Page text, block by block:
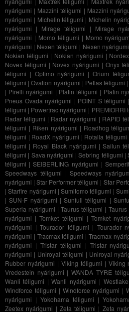
nyárigumi | Mazzini téligumi | Mazzini
nyárigumi | Michelin téligumi | Michelin
nyárigumi | Mirage téligumi | Mirage
nyárigumi | Momo téligumi | Momo
nyárigumi | Nexen téligumi | Nexen nyárigumi
Nokian téligumi | Nokian nyárigumi |
Novex téligumi | Novex nyárigumi | Onyx
téligumi | Optimo nyárigumi |Orium
téligumi |Ovation nyárigumi | Petlas téligumi |
| Pirelli nyárigumi | Platin téligumi | Platin
Pneus Ovada nyárigumi | POINT S téligumi |
téligumi | Powertrac nyárigumi | PREMIORRI
Radar téligumi | Radar nyárigumi | RAPID
téligumi | Riken nyárigumi | Roadhog
téligumi | RoadX nyárigumi | Rotalla téligumi
téligumi | Royal Black nyárigumi |Sailun
téligumi | Sava nyárigumi |Sebring téligumi |
téligumi |SEIBERLING nyárigumi |
Speedways téligumi |Speedways
nyárigumi |Star Performer téligumi | Star
|Starfire nyárigumi |Sumitomo téligumi |
|SUN-F nyárigumi | Sunfull téligumi |
Superia nyárigumi |Taurus téligumi |
nyárigumi |Tomket téligumi | Tomket
nyárigumi |Tourador téligumi | Tourador
nyárigumi | Tracmax téligumi |Tracmax
nyárigumi | Tristar téligumi | Tristar
nyárigumi | Uniroyal téligumi | Uniroyal
Rubber nyárigumi | Viking téligumi | Viking
Vredestein nyárigumi |WANDA TYRE
Wanli téligumi |Wanli nyárigumi |
Windforce téligumi | Windforce nyárigumi |
nyárigumi | Yokohama téligumi |
Zeetex nyárigumi | Zeta téligumi | Zeta